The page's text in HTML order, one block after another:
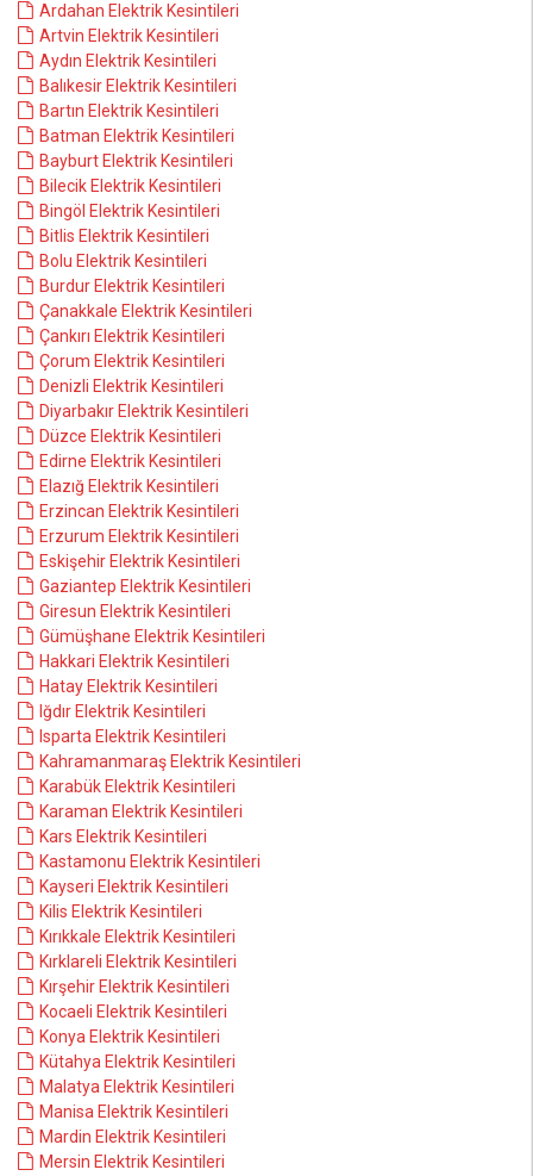
Ardahan Elektrik Kesintileri
Artvin Elektrik Kesintileri
Aydın Elektrik Kesintileri
Balıkesir Elektrik Kesintileri
Bartın Elektrik Kesintileri
Batman Elektrik Kesintileri
Bayburt Elektrik Kesintileri
Bilecik Elektrik Kesintileri
Bingöl Elektrik Kesintileri
Bitlis Elektrik Kesintileri
Bolu Elektrik Kesintileri
Burdur Elektrik Kesintileri
Çanakkale Elektrik Kesintileri
Çankırı Elektrik Kesintileri
Çorum Elektrik Kesintileri
Denizli Elektrik Kesintileri
Diyarbakır Elektrik Kesintileri
Düzce Elektrik Kesintileri
Edirne Elektrik Kesintileri
Elazığ Elektrik Kesintileri
Erzincan Elektrik Kesintileri
Erzurum Elektrik Kesintileri
Eskişehir Elektrik Kesintileri
Gaziantep Elektrik Kesintileri
Giresun Elektrik Kesintileri
Gümüşhane Elektrik Kesintileri
Hakkari Elektrik Kesintileri
Hatay Elektrik Kesintileri
Iğdır Elektrik Kesintileri
Isparta Elektrik Kesintileri
Kahramanmaraş Elektrik Kesintileri
Karabük Elektrik Kesintileri
Karaman Elektrik Kesintileri
Kars Elektrik Kesintileri
Kastamonu Elektrik Kesintileri
Kayseri Elektrik Kesintileri
Kilis Elektrik Kesintileri
Kırıkkale Elektrik Kesintileri
Kırklareli Elektrik Kesintileri
Kırşehir Elektrik Kesintileri
Kocaeli Elektrik Kesintileri
Konya Elektrik Kesintileri
Kütahya Elektrik Kesintileri
Malatya Elektrik Kesintileri
Manisa Elektrik Kesintileri
Mardin Elektrik Kesintileri
Mersin Elektrik Kesintileri